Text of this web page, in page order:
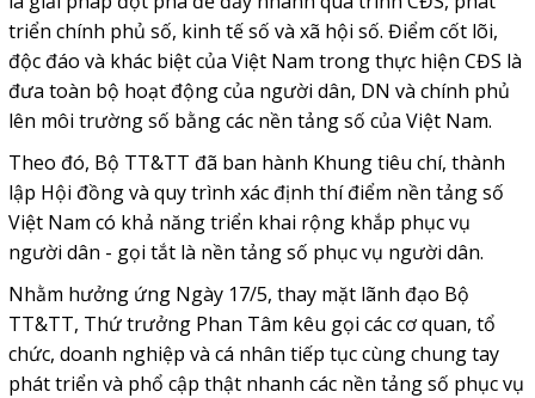
triển chính phủ số, kinh tế số và xã hội số. Điểm cốt lõi,
độc đáo và khác biệt của Việt Nam trong thực hiện CĐS là
đưa toàn bộ hoạt động của người dân, DN và chính phủ
lên môi trường số bằng các nền tảng số của Việt Nam.
Theo đó, Bộ TT&TT đã ban hành Khung tiêu chí, thành
lập Hội đồng và quy trình xác định thí điểm nền tảng số
Việt Nam có khả năng triển khai rộng khắp phục vụ
người dân - gọi tắt là nền tảng số phục vụ người dân.
Nhằm hưởng ứng Ngày 17/5, thay mặt lãnh đạo Bộ
TT&TT, Thứ trưởng Phan Tâm kêu gọi các cơ quan, tổ
chức, doanh nghiệp và cá nhân tiếp tục cùng chung tay
phát triển và phổ cập thật nhanh các nền tảng số phục vụ